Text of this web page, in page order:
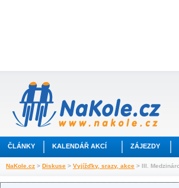
ČLÁNKY KALENDÁŘ AKCÍ ZÁJEZDY
NaKole.cz > Diskuse > Vyjížďky, srazy, akce > III.